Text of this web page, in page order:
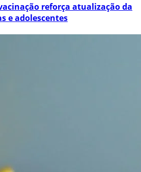
reforça atualização da
e adolescentes